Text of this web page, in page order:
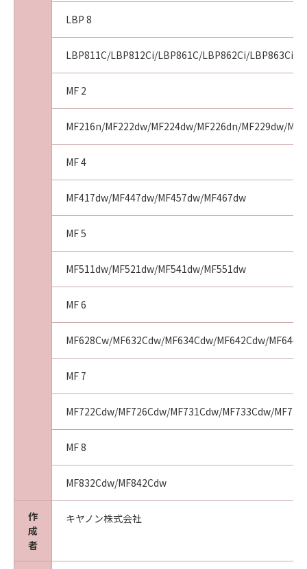
LBP 8
LBP811C/LBP812Ci/LBP861C/LBP862Ci/LBP863Ci
MF 2
MF216n/MF222dw/MF224dw/MF226dn/MF229dw/
MF 4
MF417dw/MF447dw/MF457dw/MF467dw
MF 5
MF511dw/MF521dw/MF541dw/MF551dw
MF 6
MF628Cw/MF632Cdw/MF634Cdw/MF642Cdw/
MF 7
MF722Cdw/MF726Cdw/MF731Cdw/MF733Cdw/
MF 8
MF832Cdw/MF842Cdw
作
成
者
キヤノン株式会社